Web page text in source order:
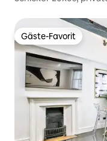
Gäste-Favorit
Gäste-Favorit